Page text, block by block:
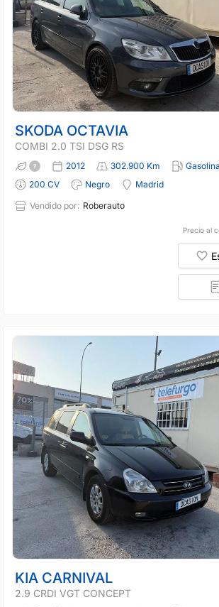
SKODA OCTAVIA
COMBI 2.0 TSI DSG RS
2012 302.900 Km Gasolina
200 CV
Negro
Madrid
Vendido por: Roberauto
Precio al
KIA CARNIVAL
2.9 CRDI VGT CONCEPT